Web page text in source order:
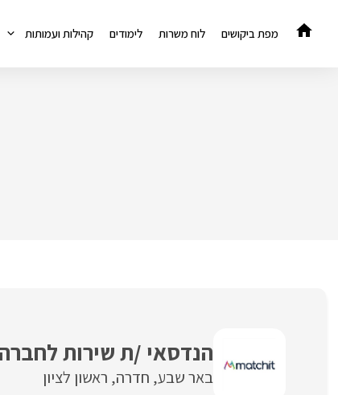
לתוכן
מפת ביקושים לוח משרות לימודים קהילות ועמותות
הנדסאי /ת שירות
באר שבע חדרה ראשון לציון